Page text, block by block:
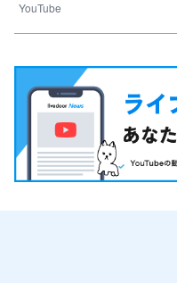
YouTube